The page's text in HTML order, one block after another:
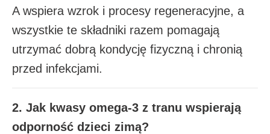
A wspiera wzrok i procesy regeneracyjne, a
wszystkie te składniki razem pomagają
utrzymać dobrą kondycję fizyczną i chronią
przed infekcjami.
2. Jak kwasy omega-3 z tranu wspierają
odporność dzieci zimą?